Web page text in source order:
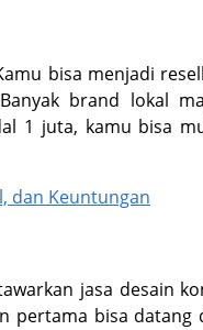
bisa menjadi
brand lokal
1 juta, kamu bisa
dan Keuntungan
jasa desain
pertama bisa datang